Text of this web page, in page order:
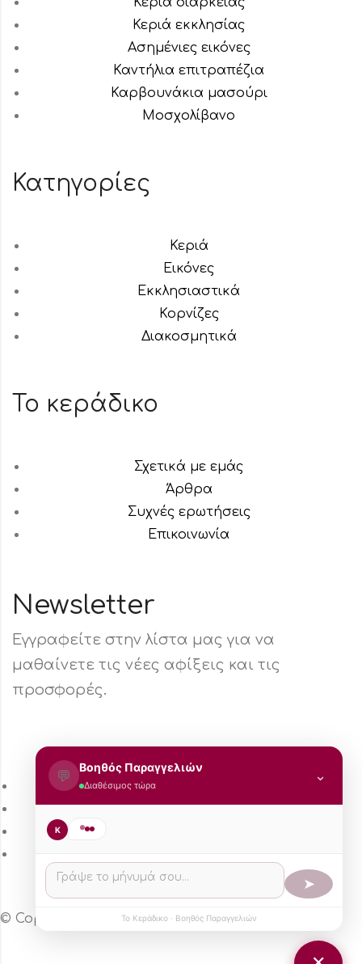
Κεριά εκκλησίας
Ασημένιες εικόνες
Καντήλια επιτραπέζια
Καρβουνάκια μασούρι
Μοσχολίβανο
Κατηγορίες
Κεριά
Εικόνες
Εκκλησιαστικά
Κορνίζες
Διακοσμητικά
Το κεράδικο
Σχετικά με εμάς
Άρθρα
Συχνές ερωτήσεις
Επικοινωνία
Newsletter
Εγγραφείτε στην λίστα μας για να
μαθαίνετε τις νέες αφίξεις και τις
προσφορές.
Τρόπος Πληρωμής
Τρόποι Αποστολής
© Copyright 2024 – Το κεράδικο
💬 Βοηθός Παραγγελιών
Διαθέσιμος τώρα
⌄
K
➤
Το Κεράδικο · Βοηθός Παραγγελιών